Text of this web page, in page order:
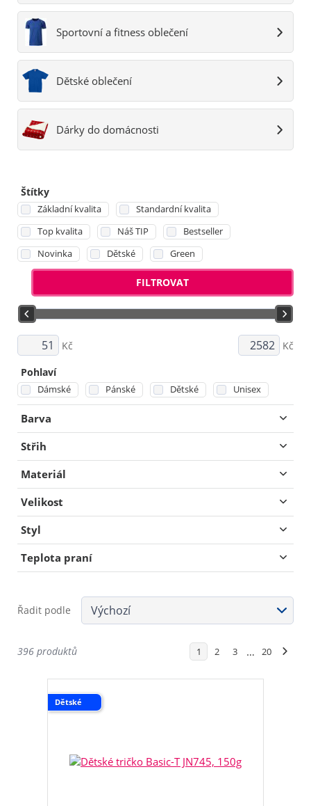
Sportovní a fitness oblečení
Dětské oblečení
Dárky do domácnosti
Kč
Kč
Pohlaví
Dámské Pánské Dětské Unisex
Barva
Střih
Materiál
Velikost
Styl
Teplota praní
Štítky
Základní kvalita
Standardní kvalita
Top kvalita
Náš TIP
Bestseller
Novinka
Dětské Green
FILTROVAT
Řadit podle
396 produktů 1 2 3 … 20
Dětské